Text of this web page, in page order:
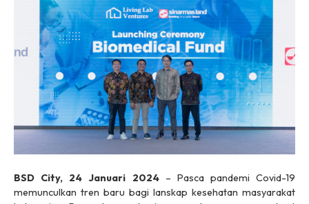
BSD City, 24 Januari 2024– Pasca pandemi Covid-19
memunculkan tren baru bagi lanskap kesehatan masyarakat